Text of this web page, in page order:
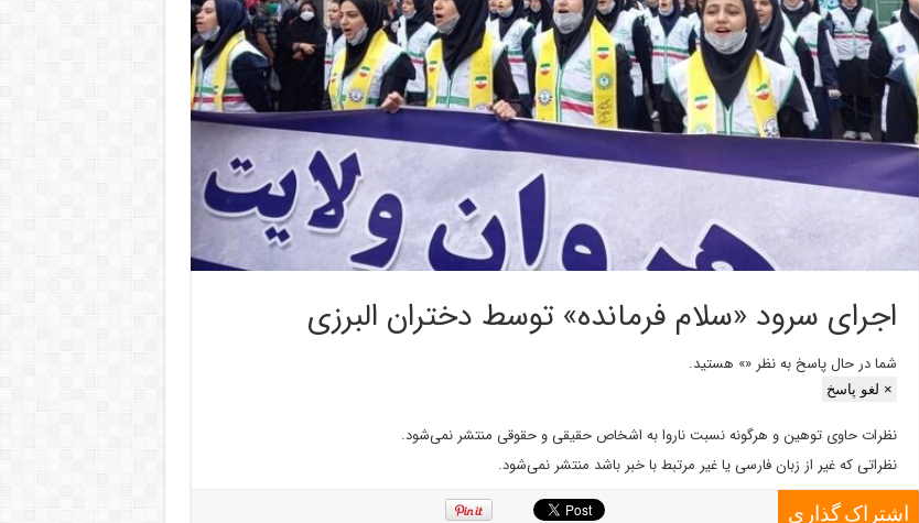
اجرای سرود «سلام فرمانده» توسط دختران البرزی
شما در حال پاسخ به نظر «» هستید.
× لغو پاسخ
نظرات حاوی توهین و هرگونه نسبت ناروا به اشخاص حقیقی و حقوقی منتشر نمی‌شود.
نظراتی که غیر از زبان فارسی یا غیر مرتبط با خبر باشد منتشر نمی‌شود.
اشتراک گذاری